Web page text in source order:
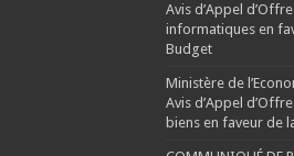
Avis d’Appel
informatiques en
Budget
Ministère de
Avis d’Appel
biens en faveur de